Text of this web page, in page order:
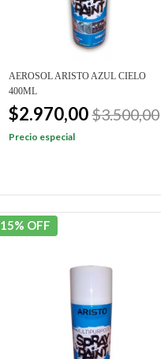
AEROSOL ARISTO AZUL CIELO
400ML
$2.970,00$3.500,00
Precio especial
15% OFF